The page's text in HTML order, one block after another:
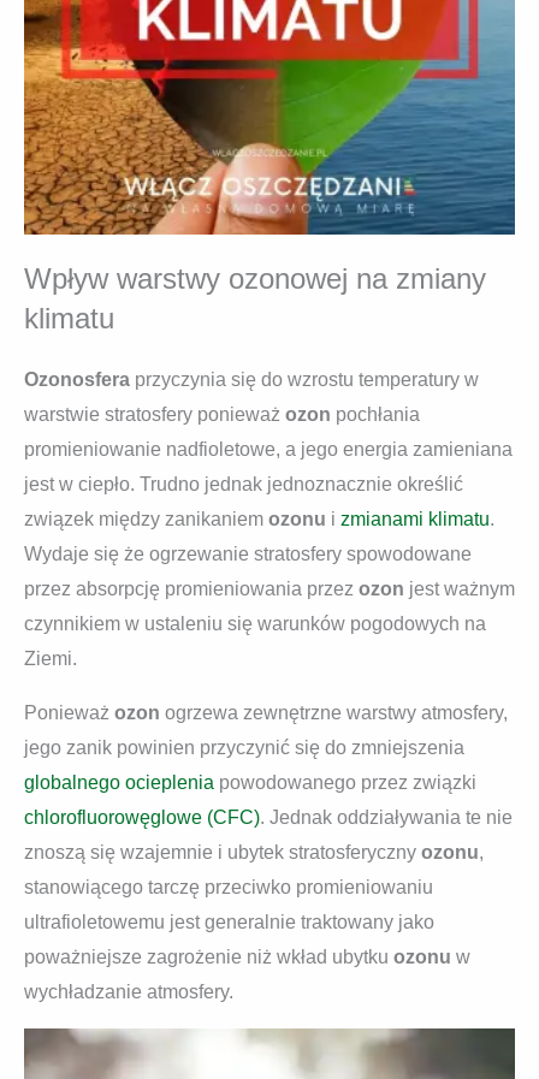
Wpływ warstwy ozonowej na zmiany
klimatu
Ozonosfera przyczynia się do wzrostu temperatury w
warstwie stratosfery ponieważ ozon pochłania
promieniowanie nadfioletowe, a jego energia zamieniana
jest w ciepło. Trudno jednak jednoznacznie określić
związek między zanikaniem ozonu i zmianami klimatu.
Wydaje się że ogrzewanie stratosfery spowodowane
przez absorpcję promieniowania przez ozon jest ważnym
czynnikiem w ustaleniu się warunków pogodowych na
Ziemi.
Ponieważ ozon ogrzewa zewnętrzne warstwy atmosfery,
jego zanik powinien przyczynić się do zmniejszenia
globalnego ocieplenia powodowanego przez związki
chlorofluorowęglowe (CFC). Jednak oddziaływania te nie
znoszą się wzajemnie i ubytek stratosferyczny ozonu,
stanowiącego tarczę przeciwko promieniowaniu
ultrafioletowemu jest generalnie traktowany jako
poważniejsze zagrożenie niż wkład ubytku ozonu w
wychładzanie atmosfery.